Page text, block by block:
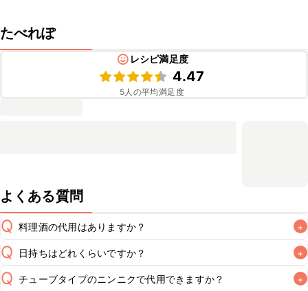
たべれぽ
レシピ満足度
4.47
5人の平均満足度
よくある質問
Q 料理酒の代用はありますか？ +
A
Q 日持ちはどれくらいですか？ +
保存期間は冷蔵で翌日中が目安です。なるべくお早めにお召
Q チューブタイプのニンニクで代用できますか？ +